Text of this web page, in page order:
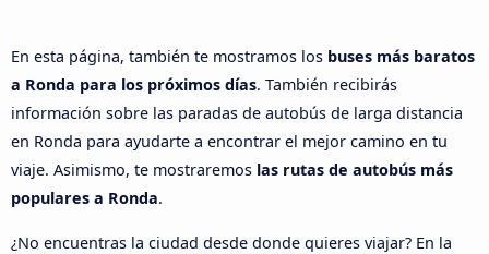
En esta página, también te mostramos los buses más baratos
a Ronda para los próximos días. También recibirás
información sobre las paradas de autobús de larga distancia
en Ronda para ayudarte a encontrar el mejor camino en tu
viaje. Asimismo, te mostraremos las rutas de autobús más
populares a Ronda.
¿No encuentras la ciudad desde donde quieres viajar? En la